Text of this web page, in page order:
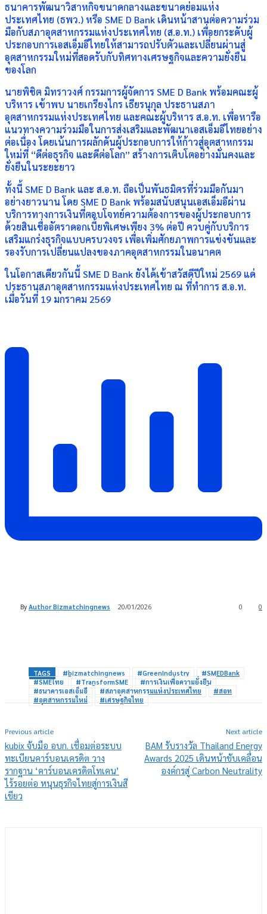
ธนาคารพัฒนาวิสาหกิจขนาดกลางและขนาดย่อมแห่ง
ประเทศไทย (ธพว.) หรือ SME D Bank เดินหน้าสานต่อความร่วม
มือกับสภาอุตสาหกรรมแห่งประเทศไทย (ส.อ.ท.) เพื่อยกระดับผู้
ประกอบการเอสเอ็มอีไทยให้สามารถปรับตัวและเปลี่ยนผ่านสู่
อุตสาหกรรมใหม่ที่สอดรับกับทิศทางเศรษฐกิจและความยั่งยืน
ของโลก
นายพิชิต มิทราวงศ์ กรรมการผู้จัดการ SME D Bank พร้อมคณะผู้
บริหาร เข้าพบ นายเกรียงไกร เธียรนุกุล ประธานสภา
อุตสาหกรรมแห่งประเทศไทย และคณะผู้บริหาร ส.อ.ท. เพื่อหารือ
แนวทางความร่วมมือในการส่งเสริมและพัฒนาเอสเอ็มอีไทยอย่าง
ต่อเนื่อง โดยเน้นการผลักดันผู้ประกอบการให้ก้าวสู่อุตสาหกรรม
ใหม่ที่ “ดีต่อธุรกิจ และดีต่อโลก” สร้างการเติบโตอย่างมั่นคงและ
ยั่งยืนในระยะยาว
ทั้งนี้ SME D Bank และ ส.อ.ท. ถือเป็นพันธมิตรที่ร่วมมือกันมา
อย่างยาวนาน โดย SME D Bank พร้อมสนับสนุนเอสเอ็มอีผ่าน
บริการทางการเงินที่ตอบโจทย์ความต้องการของผู้ประกอบการ
ด้วยสินเชื่ออัตราดอกเบี้ยพิเศษเพียง 3% ต่อปี ควบคู่กับบริการ
เสริมแกร่งธุรกิจแบบครบวงจร เพื่อเพิ่มศักยภาพการแข่งขันและ
รองรับการเปลี่ยนแปลงของภาคอุตสาหกรรมในอนาคต
ในโอกาสเดียวกันนี้ SME D Bank ยังได้เข้าสวัสดีปีใหม่ 2569 แด่
ประธานสภาอุตสาหกรรมแห่งประเทศไทย ณ ที่ทำการ ส.อ.ท.
เมื่อวันที่ 19 มกราคม 2569
By Author Bizmatchingnews 20/01/2026 0
0
TAGS #bizmatchingnews #GreenIndustry
#SMEDBank
#SMEไทย
#TransformSME
#การเงินเพื่อความยั่งยืน
#ธนาคารเอสเอ็มอี
#สภาอุตสาหกรรมแห่งประเทศไทย
#สอท
#อุตสาหกรรมใหม่
#เศรษฐกิจไทย
Previous article
kubix จับมือ อบก. เชื่อมต่อระบบ
ทะเบียนคาร์บอนเครดิต วาง
รากฐาน ‘คาร์บอนเครดิตโทเคน’
ไร้รอยต่อ หนุนธุรกิจไทยสู่การเงินสี
เขียว
Next article
BAM รับรางวัล Thailand Energy
Awards 2025 เดินหน้าขับเคลื่อน
องค์กรสู่ Carbon Neutrality